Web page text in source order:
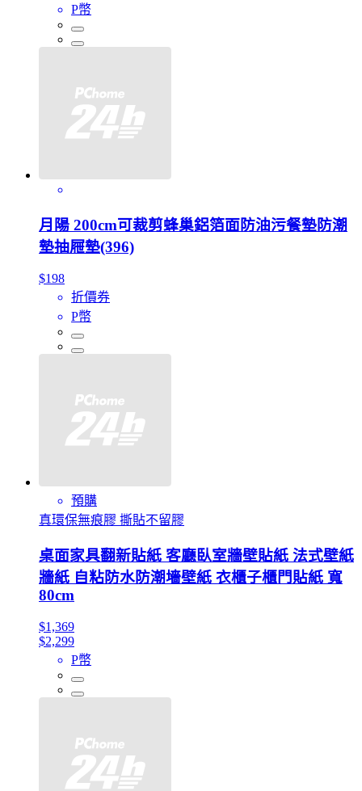
P幣
月陽 200cm可裁剪蜂巢鋁箔面防油污餐墊防潮
墊抽屜墊(396)
$198
折價券
P幣
預購
真環保無痕膠 撕貼不留膠
桌面家具翻新貼紙 客廳臥室牆壁貼紙 法式壁紙
牆紙 自粘防水防潮墻壁紙 衣櫃子櫃門貼紙 寬
80cm
$1,369
$2,299
P幣